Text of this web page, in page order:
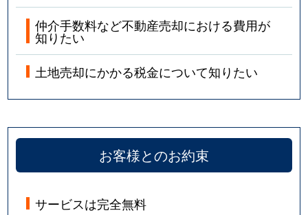
仲介手数料など不動産売却における費用が
知りたい
土地売却にかかる税金について知りたい
お客様とのお約束
サービスは完全無料